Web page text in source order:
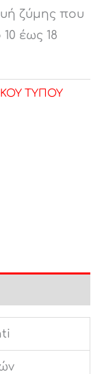
ζύμης που
έως 18
ΤΥΠΟΥ